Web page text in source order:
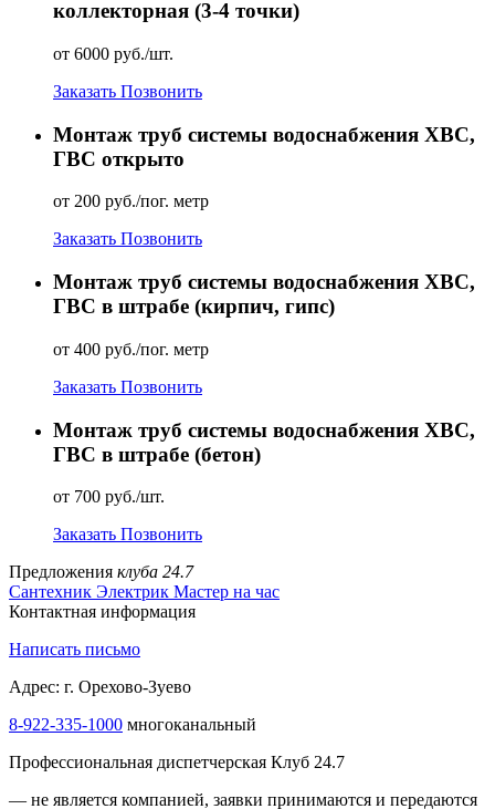
коллекторная (3-4 точки)
от 6000 руб./шт.
Заказать Позвонить
Монтаж труб системы водоснабжения ХВС,
ГВС открыто
от 200 руб./пог. метр
Заказать Позвонить
Монтаж труб системы водоснабжения ХВС,
ГВС в штрабе (кирпич, гипс)
от 400 руб./пог. метр
Заказать Позвонить
Монтаж труб системы водоснабжения ХВС,
ГВС в штрабе (бетон)
от 700 руб./шт.
Заказать Позвонить
Предложения клуба 24.7
Сантехник Электрик Мастер на час
Контактная информация
Написать письмо
Адрес: г. Орехово-Зуево
8-922-335-1000 многоканальный
Профессиональная диспетчерская Клуб 24.7
— не является компанией, заявки принимаются и передаются